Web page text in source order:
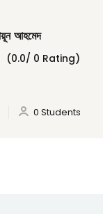
আহমেদ
(0.0/ 0 Rating)
0 Students